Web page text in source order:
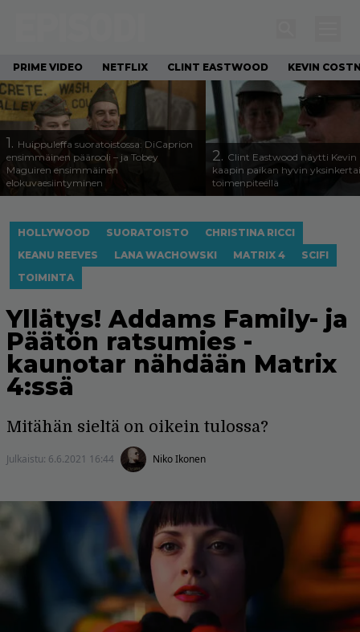
PRIME VIDEO NETFLIX CLINT EASTWOOD KEVIN
1. Huippuleffa suoratoistossa: DiCaprion
ensimmäinen päärooli – ja Tobey
Maguiren ensimmäinen
elokuvaesiintyminen
2. Clint Eastwood näytti Kevin
kaapin paikan hyvin
toimenpiteellä
HOLLYWOOD SUORATOISTO
CHRISTINA RICCI
KEANU REEVES
LANA WACHOWSKI MATRIX 4
SCIFI
TOIMINTA
Yllätys! Addams Family- ja
Päätön ratsumies -
kaunotar nähdään Matrix
4:ssä
Mitähän sieltä on oikein tulossa?
Julkaistu: 6.6.2021 16:44 Niko Ikonen